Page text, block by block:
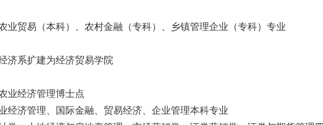
业贸易（本科）、农村金融（专科）、乡镇管理企业（专科）专业
济系扩建为经济贸易学院
业经济管理博士点
经济管理、国际金融、贸易经济、企业管理本科专业